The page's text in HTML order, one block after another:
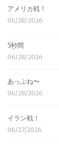
アメリカ戦！
06/28/2026
5秒間
06/28/2026
あっぶね〜
06/28/2026
イラン戦！
06/27/2026